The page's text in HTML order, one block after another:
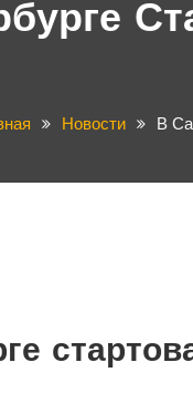
Новости В